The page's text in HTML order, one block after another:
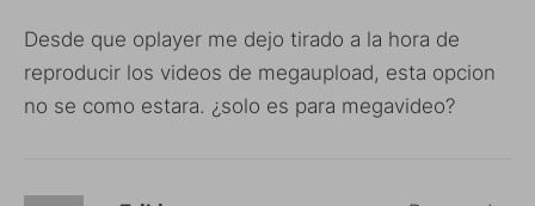
Desde que oplayer me dejo tirado a la hora de
reproducir los videos de megaupload, esta opcion
no se como estara. ¿solo es para megavideo?